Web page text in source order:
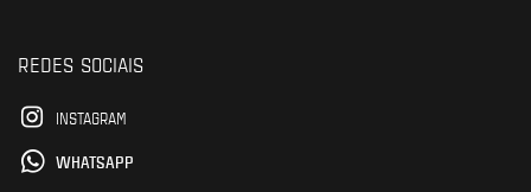
REDES SOCIAIS
INSTAGRAM
WHATSAPP